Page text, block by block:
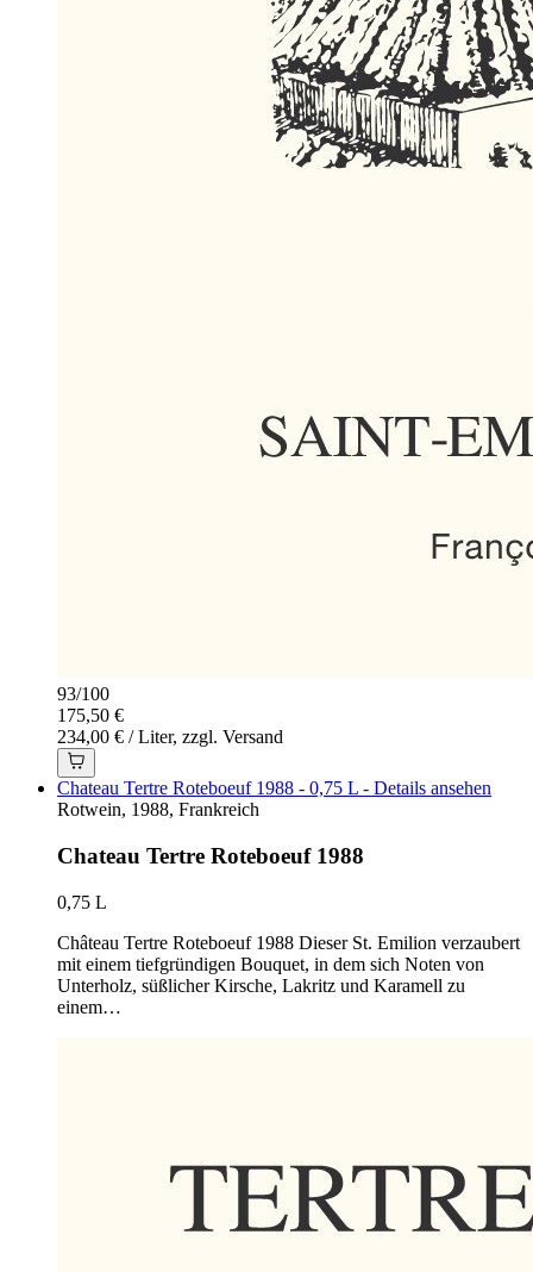
93/100
175,50 €
234,00 € / Liter, zzgl. Versand
Chateau Tertre Roteboeuf 1988 - 0,75 L - Details ansehen
Rotwein, 1988, Frankreich
Chateau Tertre Roteboeuf 1988
0,75 L
Château Tertre Roteboeuf 1988 Dieser St. Emilion verzaubert
mit einem tiefgründigen Bouquet, in dem sich Noten von
Unterholz, süßlicher Kirsche, Lakritz und Karamell zu
einem…